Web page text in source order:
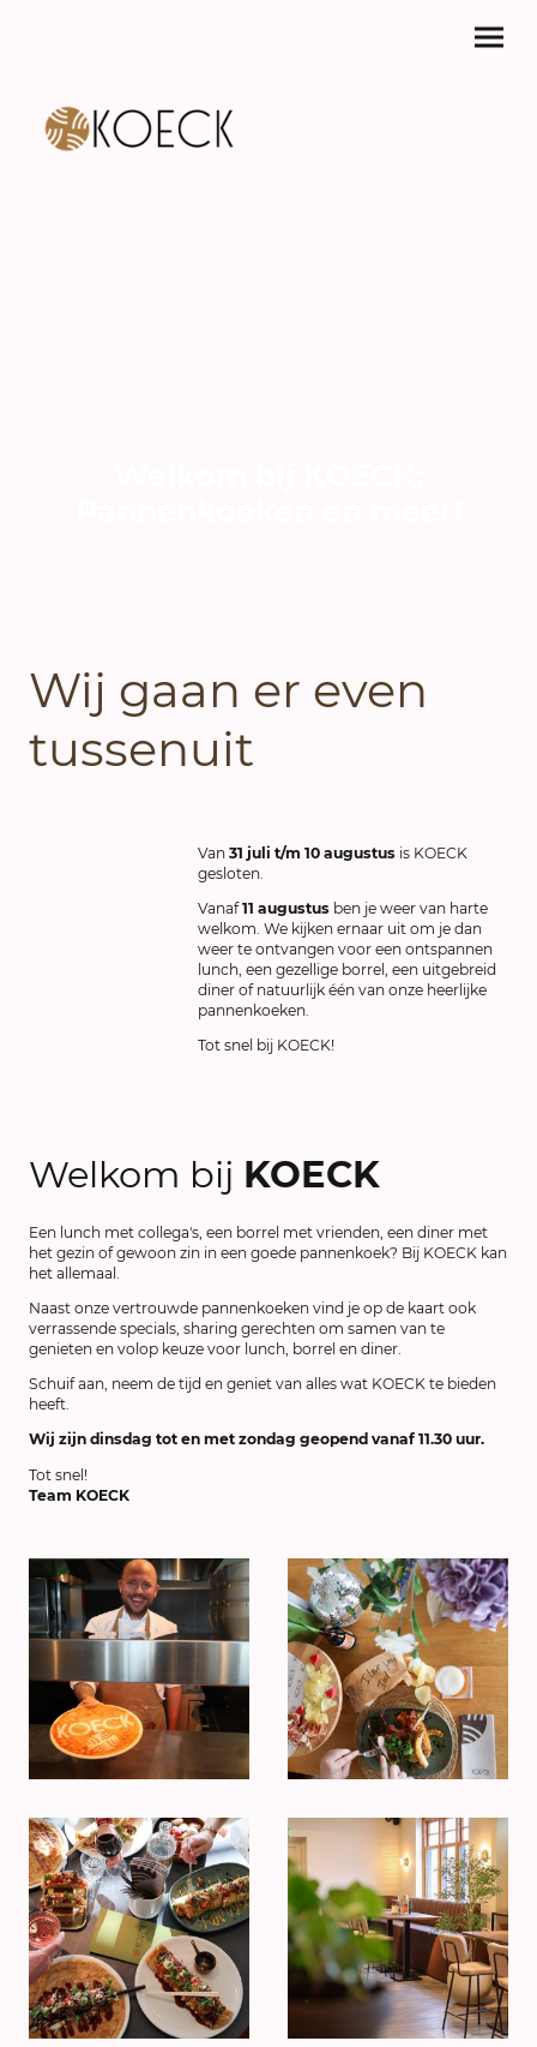
Wij gaan er even
tussenuit
Van31 juli t/m 10 augustus is KOECK
gesloten.
Vanaf11 augustus ben je weer van harte
welkom. We kijken ernaar uit om je dan
weer te ontvangen voor een ontspannen
lunch, een gezellige borrel, een uitgebreid
diner of natuurlijk één van onze heerlijke
pannenkoeken.
Tot snel bij KOECK!
Welkom bij KOECK
Een lunch met collega's, een borrel met vrienden, een diner met
het gezin of gewoon zin in een goede pannenkoek? Bij KOECK kan
het allemaal.
Naast onze vertrouwde pannenkoeken vind je op de kaart ook
verrassende specials, sharing gerechten om samen van te
genieten en volop keuze voor lunch, borrel en diner.
Schuif aan, neem de tijd en geniet van alles wat KOECK te bieden
heeft.
Wij zijn dinsdag tot en met zondag geopend vanaf 11.30 uur.
Tot snel!
Team KOECK